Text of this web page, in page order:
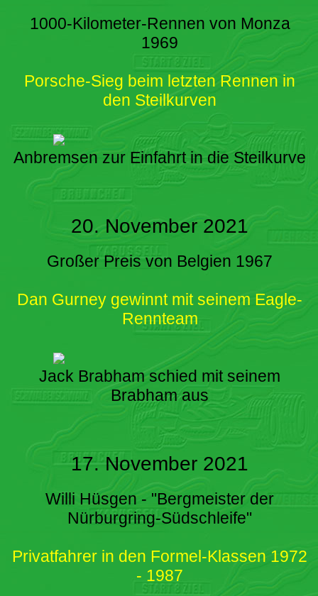
1000-Kilometer-Rennen von Monza
1969
Porsche-Sieg beim letzten Rennen in
den Steilkurven
Anbremsen zur Einfahrt in die Steilkurve
20. November 2021
Großer Preis von Belgien 1967
Dan Gurney gewinnt mit seinem Eagle-
Rennteam
Jack Brabham schied mit seinem
Brabham aus
17. November 2021
Willi Hüsgen - "Bergmeister der
Nürburgring-Südschleife"
Privatfahrer in den Formel-Klassen 1972
- 1987